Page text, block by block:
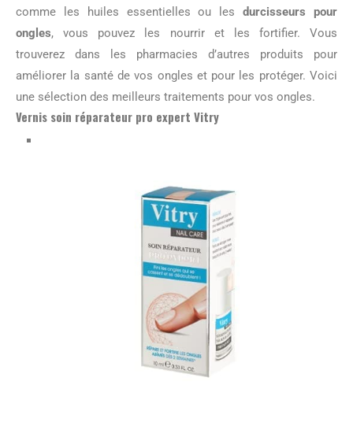
comme les huiles essentielles ou lesdurcisseurs pour
ongles, vous pouvez les nourrir et les fortifier. Vous
trouverez dans les pharmacies d’autres produits pour
améliorer la santé de vos ongles et pour les protéger. Voici
une sélection des meilleurs traitements pour vos ongles.
Vernis soin réparateur pro expert Vitry